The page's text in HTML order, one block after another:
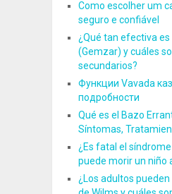
Como escolher um
seguro e confiável
¿Qué tan efectiva
(Gemzar) y cuáles
secundarios?
Функции Vavada
подробности
Qué es el Bazo
Síntomas,
¿Es fatal el
puede morir un niño
¿Los adultos